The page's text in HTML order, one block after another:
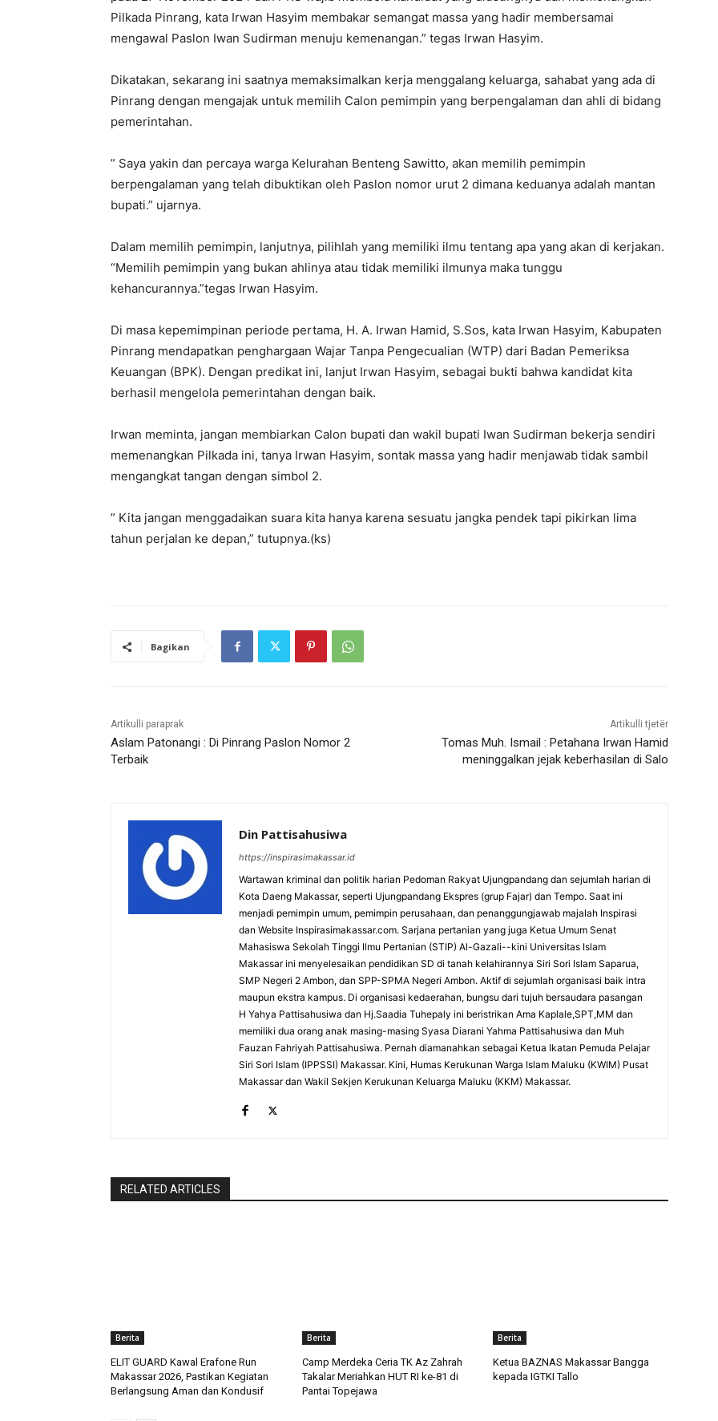
Pilkada Pinrang, kata Irwan Hasyim membakar semangat massa yang hadir membersamai
mengawal Paslon Iwan Sudirman menuju kemenangan.” tegas Irwan Hasyim.
Dikatakan, sekarang ini saatnya memaksimalkan kerja menggalang keluarga, sahabat yang ada di
Pinrang dengan mengajak untuk memilih Calon pemimpin yang berpengalaman dan ahli di bidang
pemerintahan.
” Saya yakin dan percaya warga Kelurahan Benteng Sawitto, akan memilih pemimpin
berpengalaman yang telah dibuktikan oleh Paslon nomor urut 2 dimana keduanya adalah mantan
bupati.” ujarnya.
Dalam memilih pemimpin, lanjutnya, pilihlah yang memiliki ilmu tentang apa yang akan di kerjakan.
“Memilih pemimpin yang bukan ahlinya atau tidak memiliki ilmunya maka tunggu
kehancurannya.”tegas Irwan Hasyim.
Di masa kepemimpinan periode pertama, H. A. Irwan Hamid, S.Sos, kata Irwan Hasyim, Kabupaten
Pinrang mendapatkan penghargaan Wajar Tanpa Pengecualian (WTP) dari Badan Pemeriksa
Keuangan (BPK). Dengan predikat ini, lanjut Irwan Hasyim, sebagai bukti bahwa kandidat kita
berhasil mengelola pemerintahan dengan baik.
Irwan meminta, jangan membiarkan Calon bupati dan wakil bupati Iwan Sudirman bekerja sendiri
memenangkan Pilkada ini, tanya Irwan Hasyim, sontak massa yang hadir menjawab tidak sambil
mengangkat tangan dengan simbol 2.
” Kita jangan menggadaikan suara kita hanya karena sesuatu jangka pendek tapi pikirkan lima
tahun perjalan ke depan,” tutupnya.(ks)
Bagikan
Artikulli paraprak
Aslam Patonangi : Di Pinrang Paslon Nomor 2
Terbaik
Artikulli tjetër
Tomas Muh. Ismail : Petahana Irwan Hamid
meninggalkan jejak keberhasilan di Salo
Din Pattisahusiwa
https://inspirasimakassar.id
Wartawan kriminal dan politik harian Pedoman Rakyat Ujungpandang dan sejumlah harian di
Kota Daeng Makassar, seperti Ujungpandang Ekspres (grup Fajar) dan Tempo. Saat ini
menjadi pemimpin umum, pemimpin perusahaan, dan penanggungjawab majalah Inspirasi
dan Website Inspirasimakassar.com. Sarjana pertanian yang juga Ketua Umum Senat
Mahasiswa Sekolah Tinggi Ilmu Pertanian (STIP) Al-Gazali--kini Universitas Islam
Makassar ini menyelesaikan pendidikan SD di tanah kelahirannya Siri Sori Islam Saparua,
SMP Negeri 2 Ambon, dan SPP-SPMA Negeri Ambon. Aktif di sejumlah organisasi baik intra
maupun ekstra kampus. Di organisasi kedaerahan, bungsu dari tujuh bersaudara pasangan
H Yahya Pattisahusiwa dan Hj.Saadia Tuhepaly ini beristrikan Ama Kaplale,SPT,MM dan
memiliki dua orang anak masing-masing Syasa Diarani Yahma Pattisahusiwa dan Muh
Fauzan Fahriyah Pattisahusiwa. Pernah diamanahkan sebagai Ketua Ikatan Pemuda Pelajar
Siri Sori Islam (IPPSSI) Makassar. Kini, Humas Kerukunan Warga Islam Maluku (KWIM) Pusat
Makassar dan Wakil Sekjen Kerukunan Keluarga Maluku (KKM) Makassar.
RELATED ARTICLES
Berita
ELIT GUARD Kawal Erafone Run
Makassar 2026, Pastikan Kegiatan
Berlangsung Aman dan Kondusif
Berita
Camp Merdeka Ceria TK Az Zahrah
Takalar Meriahkan HUT RI ke-81 di
Pantai Topejawa
Berita
Ketua BAZNAS Makassar Bangga
kepada IGTKI Tallo